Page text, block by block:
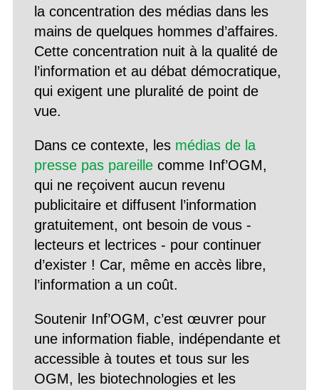
la concentration des médias dans les
mains de quelques hommes d’affaires.
Cette concentration nuit à la qualité de
l’information et au débat démocratique,
qui exigent une pluralité de point de
vue.
Dans ce contexte, les médias de la
presse pas pareillecomme Inf’OGM,
qui ne reçoivent aucun revenu
publicitaire et diffusent l’information
gratuitement, ont besoin de vous -
lecteurs et lectrices - pour continuer
d’exister ! Car, même en accès libre,
l’information a un coût.
Soutenir Inf’OGM, c’est œuvrer pour
une information fiable, indépendante et
accessible à toutes et tous sur les
OGM, les biotechnologies et les